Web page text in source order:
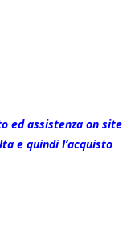
ed assistenza on site
e quindi l’acquisto